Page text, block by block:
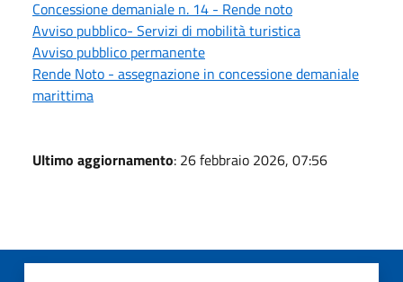
Concessione demaniale n. 14 - Rende noto
Avviso pubblico- Servizi di mobilità turistica
Avviso pubblico permanente
Rende Noto - assegnazione in concessione demaniale
marittima
Ultimo aggiornamento: 26 febbraio 2026, 07:56